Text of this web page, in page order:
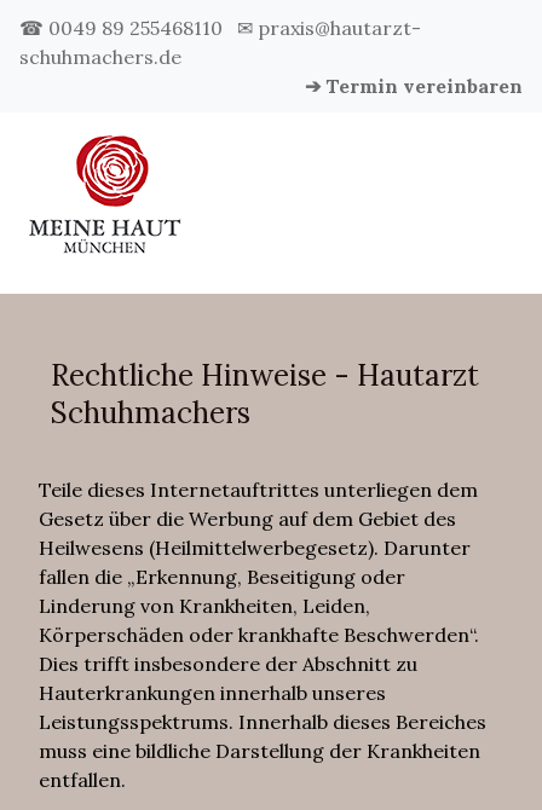
☎ 0049 89 255468110
✉ praxis@hautarzt-
schuhmachers.de
➔ Termin vereinbaren
Rechtliche Hinweise - Hautarzt
Schuhmachers
Teile dieses Internetauftrittes unterliegen dem
Gesetz über die Werbung auf dem Gebiet des
Heilwesens (Heilmittelwerbegesetz). Darunter
fallen die „Erkennung, Beseitigung oder
Linderung von Krankheiten, Leiden,
Körperschäden oder krankhafte Beschwerden“.
Dies trifft insbesondere der Abschnitt zu
Hauterkrankungen innerhalb unseres
Leistungsspektrums. Innerhalb dieses Bereiches
muss eine bildliche Darstellung der Krankheiten
entfallen.